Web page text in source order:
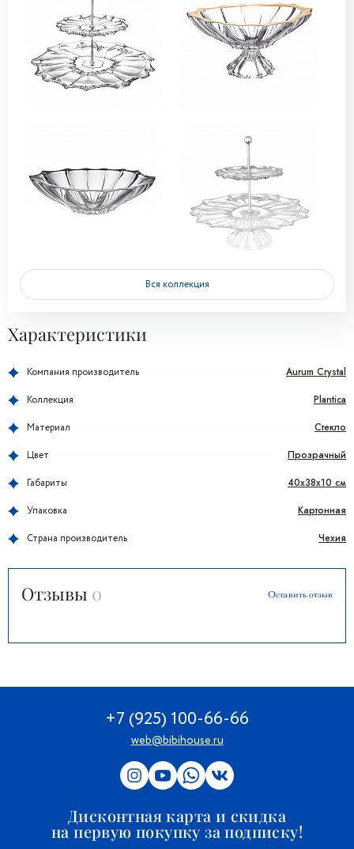
Вся коллекция
Характеристики
Компания производитель Aurum Crystal
Коллекция Plantica
Материал Стекло
Цвет Прозрачный
Габариты 40x38x10 см
Упаковка Картонная
Страна производитель Чехия
Отзывы 0 Оставить отзыв
+7 (925) 100-66-66
web@bibihouse.ru
Дисконтная карта и скидка
на первую покупку за подписку!